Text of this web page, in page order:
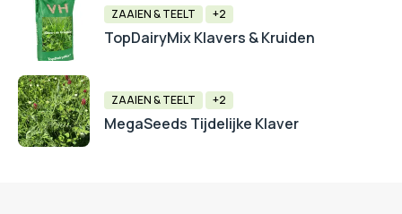
ZAAIEN & TEELT +2
TopDairyMix Klavers & Kruiden
ZAAIEN & TEELT +2
MegaSeeds Tijdelijke Klaver